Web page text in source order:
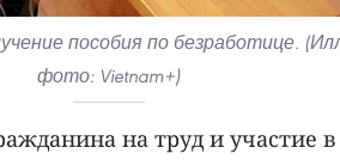
пособия по безработице.
фото: Vietnam+)
на труд и участие